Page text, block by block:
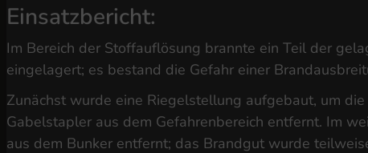
Einsatzbericht:
Im Bereich der Stoffauflösung brannte ein Teil der
eingelagert; es bestand die Gefahr einer
Zunächst wurde eine Riegelstellung aufgebaut, um
Gabelstapler aus dem Gefahrenbereich entfernt. Im
aus dem Bunker entfernt; das Brandgut wurde